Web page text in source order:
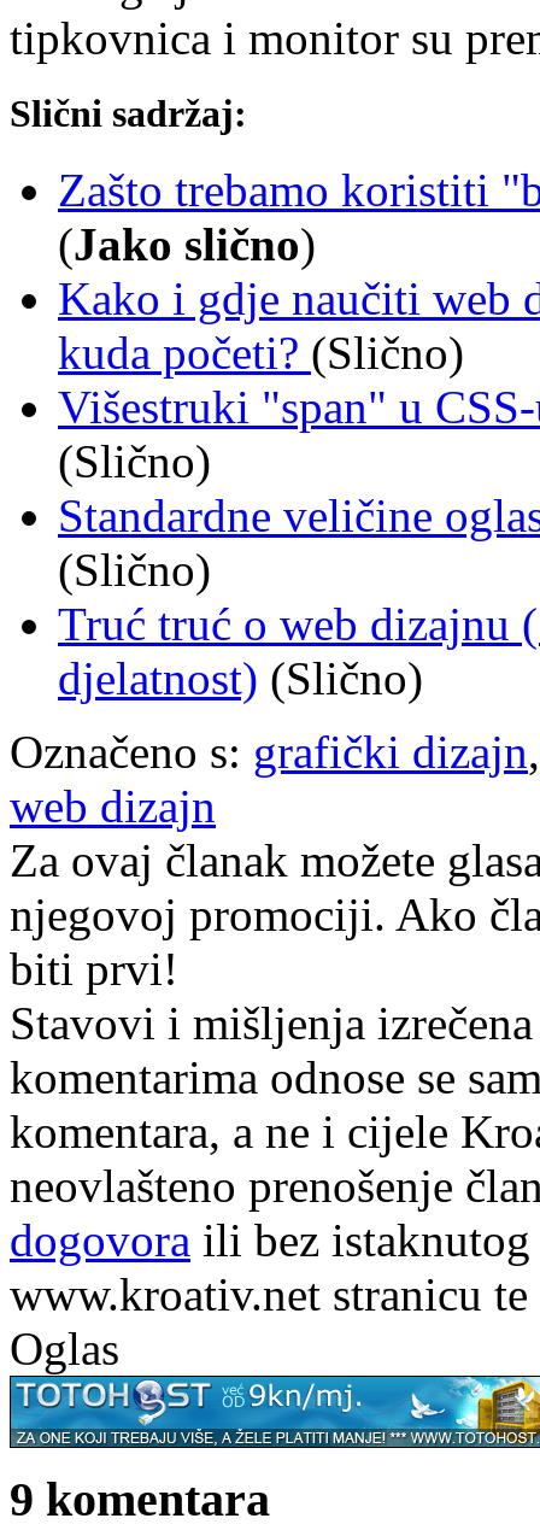
tipkovnica i monitor su
Slični sadržaj:
Zašto trebamo koristiti
(Jako slično)
Kako i gdje naučiti web
kuda početi? (Slično)
Višestruki "span" u
(Slično)
Standardne veličine
(Slično)
Truć truć o web
djelatnost) (Slično)
Označeno s: grafički dizajn
web dizajn
Za ovaj članak možete
njegovoj promociji. Ako
biti prvi!
Stavovi i mišljenja
komentarima odnose se
komentara, a ne i cijele
neovlašteno prenošenje
dogovora ili bez
www.kroativ.net stranicu te
Oglas
9 komentara